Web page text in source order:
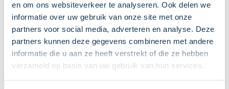
en om ons websiteverkeer te analyseren. Ook delen we
informatie over uw gebruik van onze site met onze
partners voor social media, adverteren en analyse. Deze
partners kunnen deze gegevens combineren met andere
informatie die u aan ze heeft verstrekt of die ze hebben
verzameld op basis van uw gebruik van hun services.